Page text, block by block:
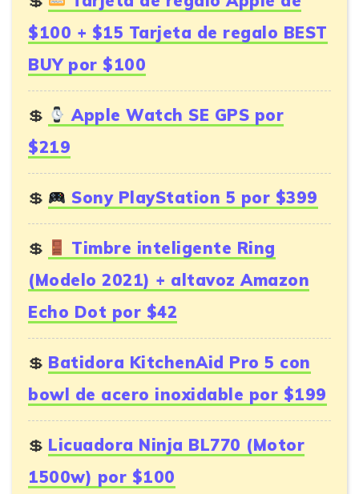
$100 + $15 Tarjeta de regalo BEST
BUY por $100
Apple Watch SE GPS por
$219
Sony PlayStation 5 por $399
Timbre inteligente Ring
(Modelo 2021) + altavoz Amazon
Echo Dot por $42
Batidora KitchenAid Pro 5 con
bowl de acero inoxidable por $199
Licuadora Ninja BL770 (Motor
1500w) por $100